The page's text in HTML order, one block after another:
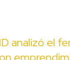
analizó el